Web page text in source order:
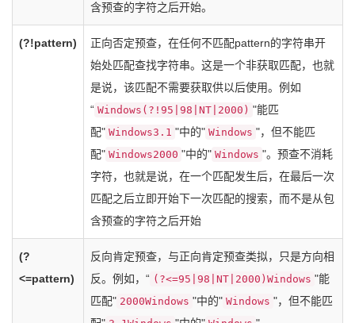
含预查的字符之后开始。
(?!pattern)
正向否定预查，在任何不匹配pattern的字符串开
始处匹配查找字符串。这是一个非获取匹配，也就
是说，该匹配不需要获取供以后使用。例如
“ Windows(?!95|98|NT|2000) "能匹
配" Windows3.1 "中的" Windows "，但不能匹
配" Windows2000 "中的" Windows "。预查不消耗
字符，也就是说，在一个匹配发生后，在最后一次
匹配之后立即开始下一次匹配的搜索，而不是从包
含预查的字符之后开始
(?
<=pattern)
反向肯定预查，与正向肯定预查类拟，只是方向相
反。例如，“ (?<=95|98|NT|2000)Windows "能
匹配" 2000Windows "中的" Windows "，但不能匹